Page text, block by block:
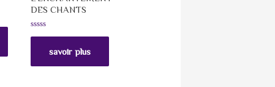
DES CHANTS
Avaliação
savoir plus